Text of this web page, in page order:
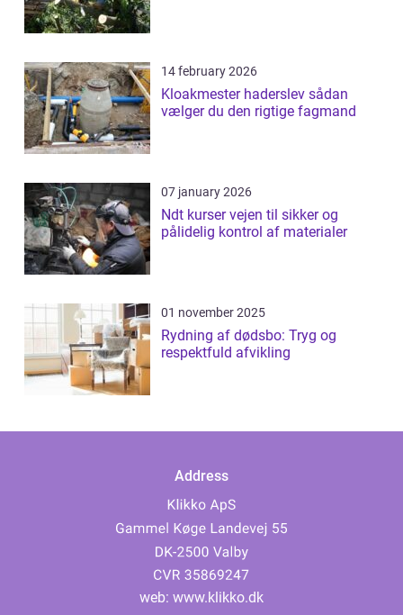
14 february 2026
Kloakmester haderslev sådan
vælger du den rigtige fagmand
07 january 2026
Ndt kurser vejen til sikker og
pålidelig kontrol af materialer
01 november 2025
Rydning af dødsbo: Tryg og
respektfuld afvikling
Address
web: www.klikko.dk